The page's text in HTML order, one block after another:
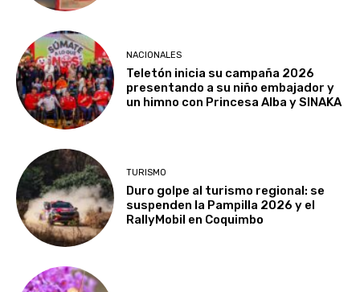
NACIONALES
Teletón inicia su campaña 2026
presentando a su niño embajador y
un himno con Princesa Alba y SINAKA
TURISMO
Duro golpe al turismo regional: se
suspenden la Pampilla 2026 y el
RallyMobil en Coquimbo